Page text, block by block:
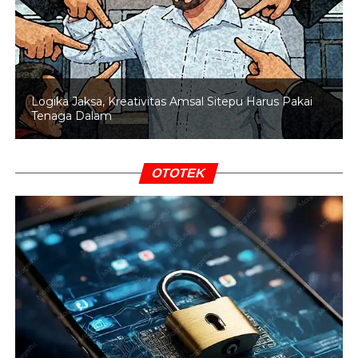
baru memperoleh representasi politik.
Gelora menilai jutaan suara rakyat selama ini berpotensi
terbuang sia-sia akibat aturan ambang batas yang
membuat suara pemilih tidak terkonversi menjadi kursi
parlemen.
Jika gagasan ini benar-benar diwujudkan dalam revisi
berpotensi berubah secara fundamental. Partai-partai
kecil yang selama ini kesulitan menembus parlemen bisa
memperoleh peluang jauh lebih besar untuk masuk
Senayan.
BACA JUGA
Bahas Perjuangan Islam, Partai
Gelora Temui Ketum Muhammadiyah
Di sisi lain, langkah tersebut juga memunculkan
Logika Jaksa, Kreativitas Amsal Sitepu Harus Pakai
Tenaga Dalam
OTOTEK